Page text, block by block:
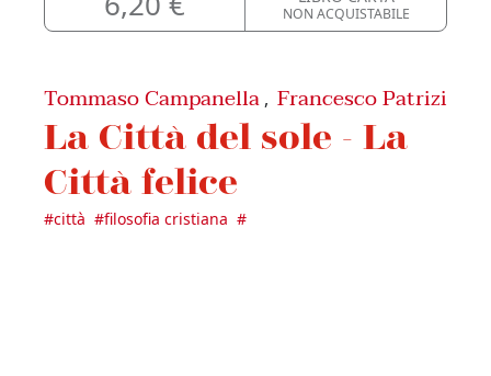
NON ACQUISTABILE
Tommaso Campanella , Francesco Patrizi
La Città del sole - La
Città felice
#città #filosofia cristiana #